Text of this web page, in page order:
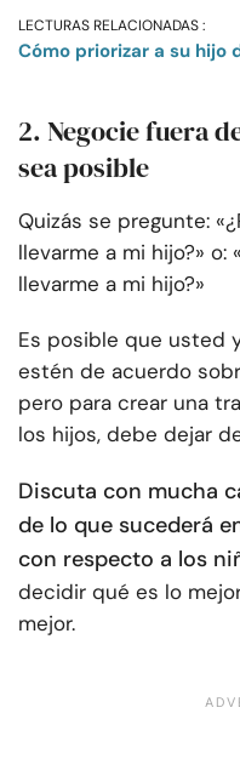
LECTURAS RELACIONADAS :
Cómo priorizar a su hijo
2. Negocie fuera
sea posible
Quizás se pregunte:
llevarme a mi hijo?»
llevarme a mi hijo?»
Es posible que usted
estén de acuerdo
pero para crear una
los hijos, debe dejar
Discuta con mucha
de lo que sucederá
con respecto a los
decidir qué es lo
mejor.